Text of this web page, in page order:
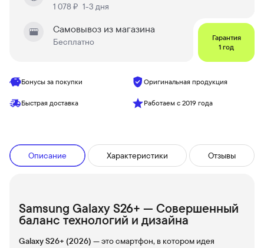
1 078 ₽ 1-3 дня
Самовывоз из магазина
Бесплатно
Гарантия
1 год
Бонусы за покупки Оригинальная продукция
Быстрая доставка Работаем с 2019 года
Описание Характеристики Отзывы
Samsung Galaxy S26+ — Совершенный
баланс технологий и дизайна
Galaxy S26+ (2026) — это смартфон, в котором идея